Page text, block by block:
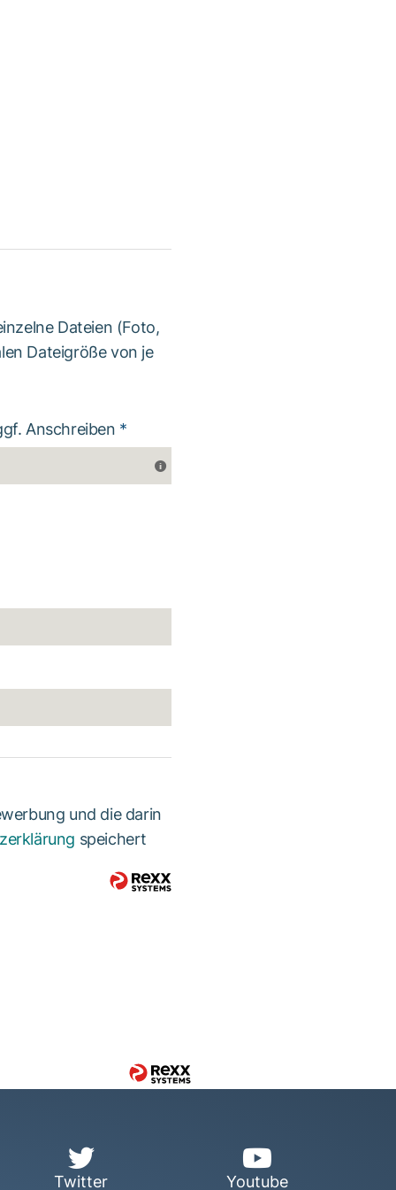
Dateien (Foto,
Dateigröße von je
Anschreiben *
und die darin
speichert
Twitter Youtube